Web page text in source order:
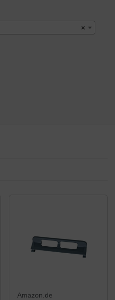
×
Amazon.de